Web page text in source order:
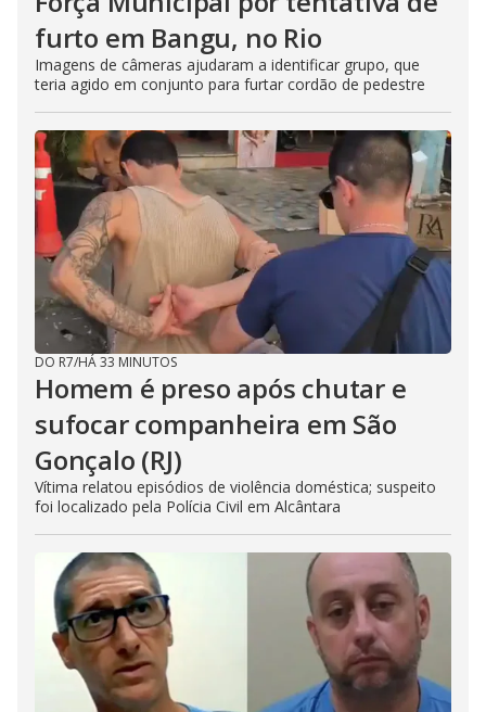
furto em Bangu, no Rio
Imagens de câmeras ajudaram a identificar grupo, que
teria agido em conjunto para furtar cordão de pedestre
DO R7/HÁ 33 MINUTOS
Homem é preso após chutar e
sufocar companheira em São
Gonçalo (RJ)
Vítima relatou episódios de violência doméstica; suspeito
foi localizado pela Polícia Civil em Alcântara